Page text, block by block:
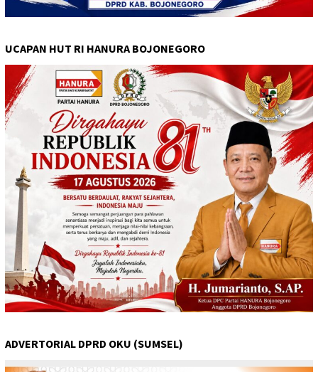
UCAPAN HUT RI HANURA BOJONEGORO
ADVERTORIAL DPRD OKU (SUMSEL)